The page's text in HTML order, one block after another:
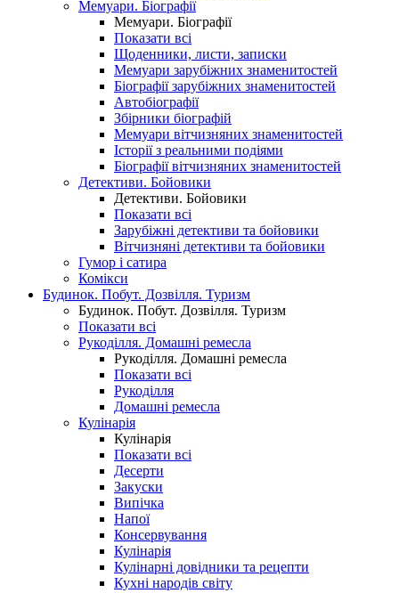
Мемуари. Біографії
Мемуари. Біографії
Показати всі
Щоденники, листи, записки
Мемуари зарубіжних знаменитостей
Біографії зарубіжних знаменитостей
Автобіографії
Збірники біографій
Мемуари вітчизняних знаменитостей
Історії з реальними подіями
Біографії вітчизняних знаменитостей
Детективи. Бойовики
Детективи. Бойовики
Показати всі
Зарубіжні детективи та бойовики
Вітчизняні детективи та бойовики
Гумор і сатира
Комікси
Будинок. Побут. Дозвілля. Туризм
Будинок. Побут. Дозвілля. Туризм
Показати всі
Рукоділля. Домашні ремесла
Рукоділля. Домашні ремесла
Показати всі
Рукоділля
Домашні ремесла
Кулінарія
Кулінарія
Показати всі
Десерти
Закуски
Випічка
Напої
Консервування
Кулінарія
Кулінарні довідники та рецепти
Кухні народів світу